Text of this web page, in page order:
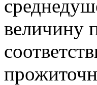
величину